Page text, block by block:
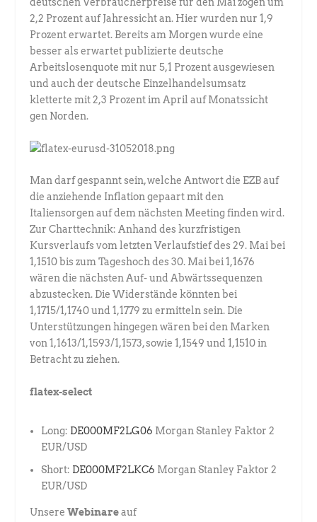
deutschen Verbraucherpreise für den Mai zogen um
2,2 Prozent auf Jahressicht an. Hier wurden nur 1,9
Prozent erwartet. Bereits am Morgen wurde eine
besser als erwartet publizierte deutsche
Arbeitslosenquote mit nur 5,1 Prozent ausgewiesen
und auch der deutsche Einzelhandelsumsatz
kletterte mit 2,3 Prozent im April auf Monatssicht
gen Norden.
Man darf gespannt sein, welche Antwort die EZB auf
die anziehende Inflation gepaart mit den
Italiensorgen auf dem nächsten Meeting finden wird.
Zur Charttechnik: Anhand des kurzfristigen
Kursverlaufs vom letzten Verlaufstief des 29. Mai bei
1,1510 bis zum Tageshoch des 30. Mai bei 1,1676
wären die nächsten Auf- und Abwärtssequenzen
abzustecken. Die Widerstände könnten bei
1,1715/1,1740 und 1,1779 zu ermitteln sein. Die
Unterstützungen hingegen wären bei den Marken
von 1,1613/1,1593/1,1573, sowie 1,1549 und 1,1510 in
Betracht zu ziehen.
flatex-select
Long: DE000MF2LG06 Morgan Stanley Faktor 2
EUR/USD
Short: DE000MF2LKC6 Morgan Stanley Faktor 2
EUR/USD
UnsereWebinareauf